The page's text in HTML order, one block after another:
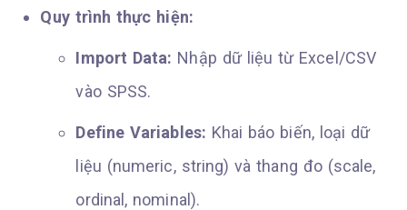
Quy trình thực hiện:
Import Data: Nhập dữ liệu từ Excel/CSV
vào SPSS.
Define Variables: Khai báo biến, loại dữ
liệu (numeric, string) và thang đo (scale,
ordinal, nominal).